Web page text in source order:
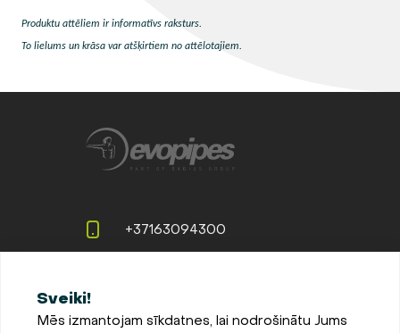
Produktu attēliem ir informatīvs raksturs.
To lielums un krāsa var atšķirtiem no attēlotajiem.
Sveiki!
Mēs izmantojam sīkdatnes, lai nodrošinātu Jums
+37163094300
LV-3002, Latvija